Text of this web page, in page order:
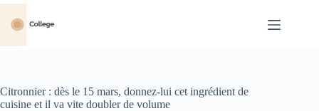
Passer
contenu
Citronnier : dès le 15 mars, donnez-lui cet ingrédient de
cuisine et il va vite doubler de volume